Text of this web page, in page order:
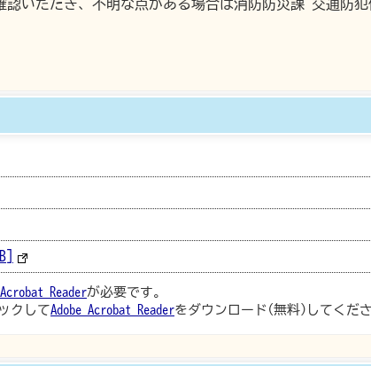
いただき、不明な点がある場合は消防防災課 交通防
Readerが必要です。
クしてAdobe Acrobat Readerをダウンロード(無料)してくださ